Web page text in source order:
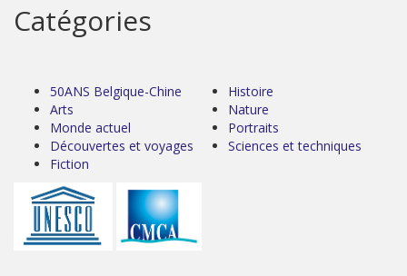
Catégories
50ANS Belgique-Chine
Arts
Monde actuel
Découvertes et voyages
Fiction
Histoire
Nature
Portraits
Sciences et techniques